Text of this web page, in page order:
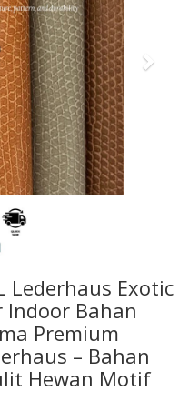
Lederhaus Exotic
Indoor Bahan
Premium
– Bahan
Hewan Motif